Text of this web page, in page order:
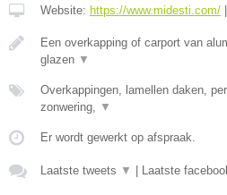
Website: https://www.midesti.com/
Een overkapping of carport van
glazen ▼
Overkappingen, lamellen daken,
zonwering,
▼
Er wordt gewerkt op afspraak.
Laatste tweets ▼ Laatste